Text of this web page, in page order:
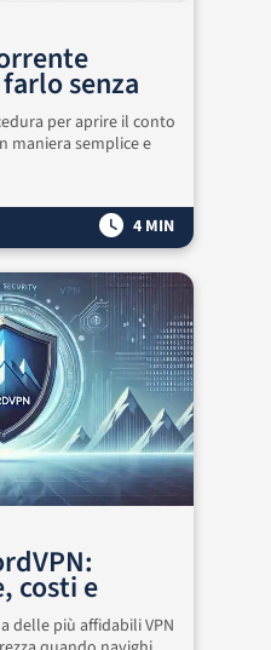
senza
per aprire il conto
maniera semplice e
4 MIN
costi e
delle più affidabili VPN